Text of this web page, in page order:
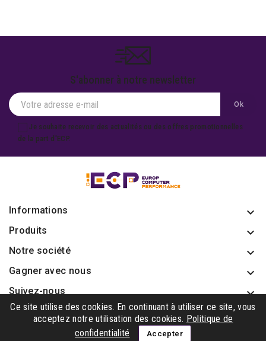
S'abonner à notre newsletter
Je souhaite recevoir des actualités ou des offres promotionnelles
de la part d'ECP.
Informations keyboard_arrow_down
Produits 
Notre société 
Ce site utilise des cookies. En continuant à utiliser ce site, vous
acceptez notre utilisation des cookies. Politique de
confidentialité
Accepter
Gagner avec nous 
Suivez-nous 